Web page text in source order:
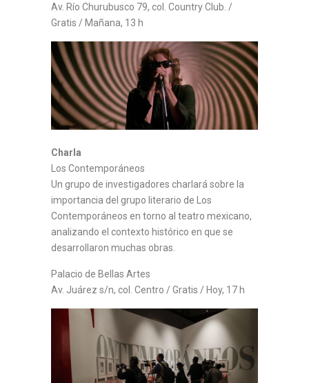
Av. Río Churubusco 79, col. Country Club. /
Gratis / Mañana, 13 h
Charla
Los Contemporáneos
Un grupo de investigadores charlará sobre la
importancia del grupo literario de Los
Contemporáneos en torno al teatro mexicano,
analizando el contexto histórico en que se
desarrollaron muchas obras.
Palacio de Bellas Artes
Av. Juárez s/n, col. Centro / Gratis / Hoy, 17 h